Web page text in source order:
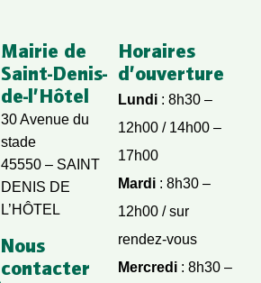
Mairie de
Saint-Denis-
de-l’Hôtel
30 Avenue du
stade
45550 – SAINT
DENIS DE
L’HÔTEL
Nous
contacter
Horaires
d’ouverture
Lundi: 8h30 –
12h00 / 14h00 –
17h00
Mardi: 8h30 –
12h00 / sur
rendez-vous
Mercredi: 8h30 –